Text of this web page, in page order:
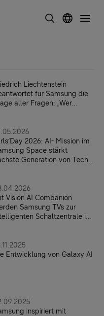
Liechtenstein
für Samsung die
aller Fragen: „Wer
2026: AI- Mission im
Space stärkt
Generation von Tech
Vision AI Companion
Samsung TVs zur
Schaltzentrale im
Entwicklung von Galaxy AI
inspiriert mit